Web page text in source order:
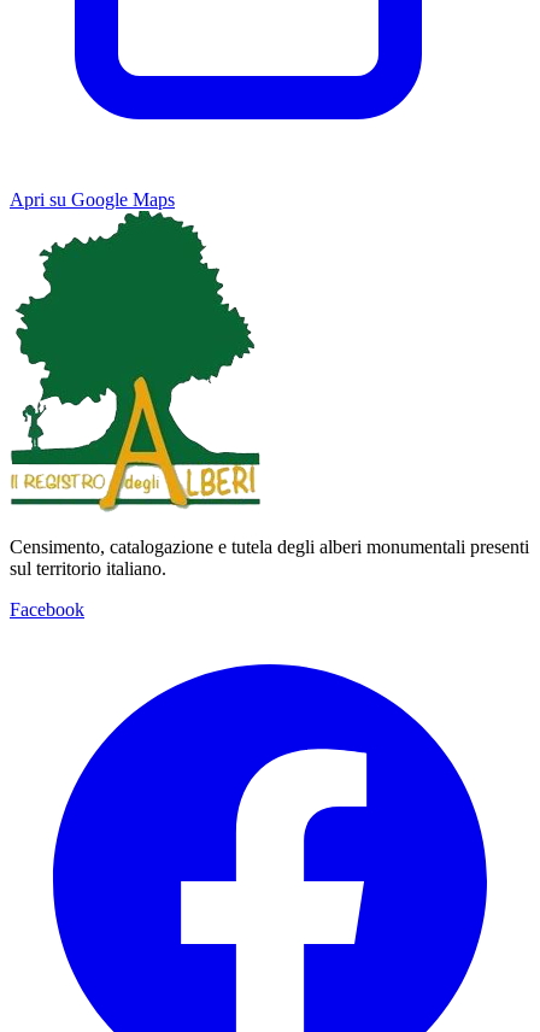
Apri su Google Maps
Map Satellite
Keyboard shortcuts
Censimento, catalogazione e tutela degli alberi monumentali presenti
sul territorio italiano.
Facebook